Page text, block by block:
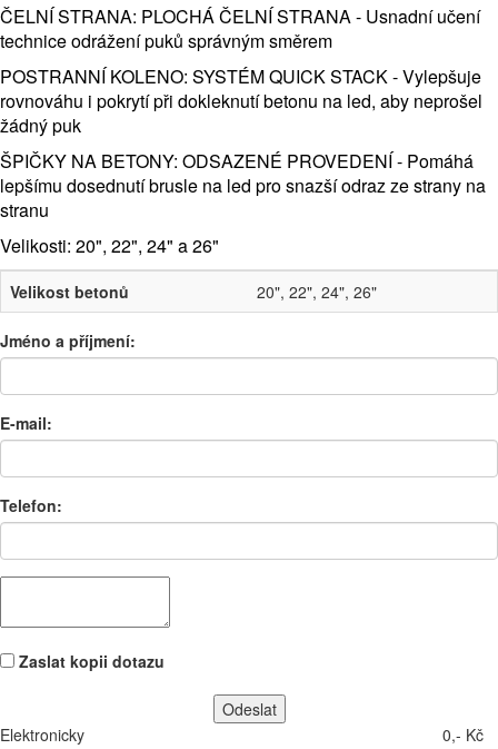
ČELNÍ STRANA: PLOCHÁ ČELNÍ STRANA - Usnadní učení
technice odrážení puků správným směrem
POSTRANNÍ KOLENO: SYSTÉM QUICK STACK - Vylepšuje
rovnováhu i pokrytí při dokleknutí betonu na led, aby neprošel
žádný puk
ŠPIČKY NA BETONY: ODSAZENÉ PROVEDENÍ - Pomáhá
lepšímu dosednutí brusle na led pro snazší odraz ze strany na
stranu
Velikosti: 20", 22", 24" a 26"
Velikost betonů 20", 22", 24", 26"
Jméno a příjmení:
E-mail:
Telefon:
Zaslat kopii dotazu
Elektronicky
0,- Kč